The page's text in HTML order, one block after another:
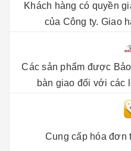
Khách hàng có quyền
của Công ty. Giao
Các sản phẩm được
bàn giao đối với các
Cung cấp hóa đơn